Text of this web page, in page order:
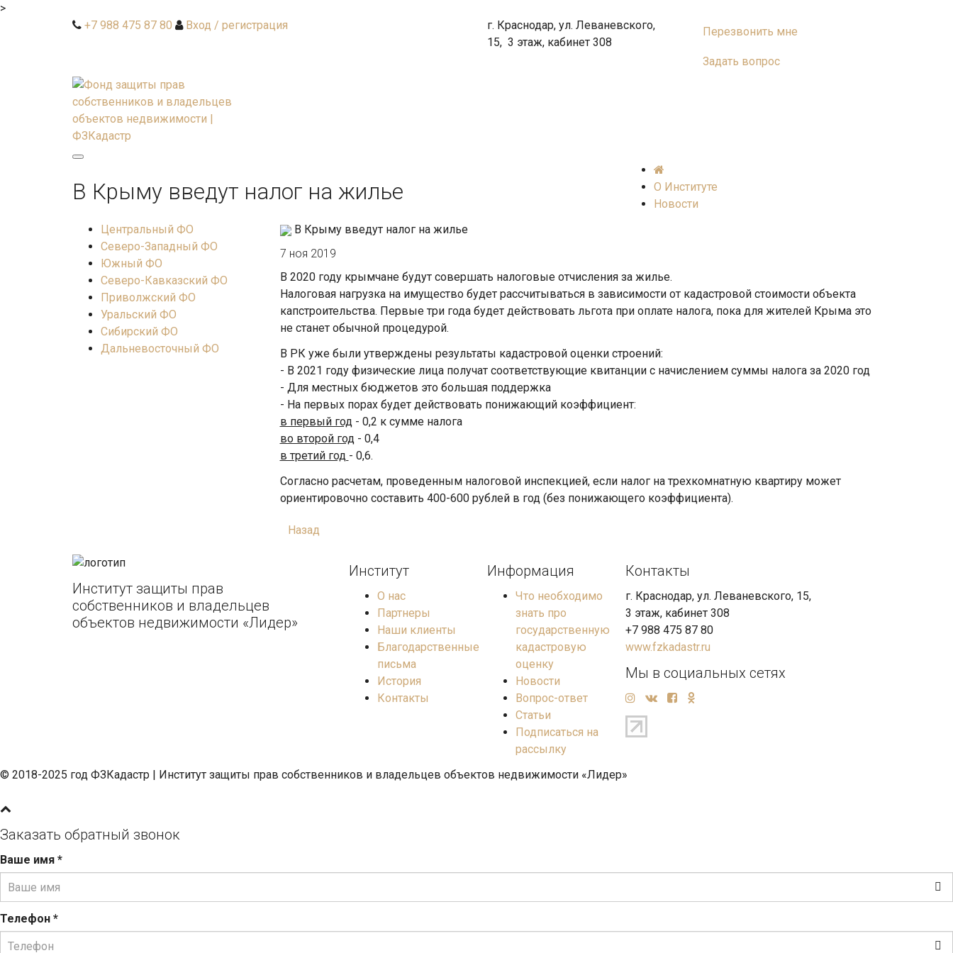
>
+7 988 475 87 80
Вход / регистрация
г. Краснодар, ул. Леваневского,
15, 3 этаж, кабинет 308
Перезвонить мне
Задать вопрос
navigation
В Крыму введут налог на жилье
О Институте
Новости
Центральный ФО
Северо-Западный ФО
Южный ФО
Северо-Кавказский ФО
Приволжский ФО
Уральский ФО
Сибирский ФО
Дальневосточный ФО
В Крыму введут налог на жилье
7 ноя 2019
В 2020 году крымчане будут совершать налоговые отчисления за жилье.
Налоговая нагрузка на имущество будет рассчитываться в зависимости от кадастровой стоимости объекта
капстроительства. Первые три года будет действовать льгота при оплате налога, пока для жителей Крыма это
не станет обычной процедурой.
В РК уже были утверждены результаты кадастровой оценки строений:
- В 2021 году физические лица получат соответствующие квитанции с начислением суммы налога за 2020 год
- Для местных бюджетов это большая поддержка
- На первых порах будет действовать понижающий коэффициент:
в первый год- 0,2 к сумме налога
во второй год- 0,4
в третий год - 0,6.
Согласно расчетам, проведенным налоговой инспекцией, если налог на трехкомнатную квартиру может
ориентировочно составить 400-600 рублей в год (без понижающего коэффициента).
Назад
Институт защиты прав
собственников и владельцев
объектов недвижимости «Лидер»
Институт
О нас
Партнеры
Наши клиенты
Благодарственные
письма
История
Контакты
Информация
Что необходимо
знать про
государственную
кадастровую
оценку
Новости
Вопрос-ответ
Статьи
Подписаться на
рассылку
Контакты
г. Краснодар, ул. Леваневского, 15,
3 этаж, кабинет 308
+7 988 475 87 80
www.fzkadastr.ru
Мы в социальных сетях
© 2018-2025 год ФЗКадастр | Институт защиты прав собственников и владельцев объектов недвижимости «Лидер»
Заказать обратный звонок
Ваше имя *
Телефон *